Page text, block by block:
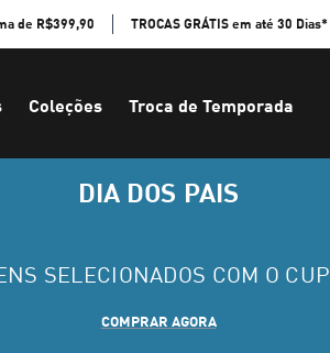
de R$399,90 TROCAS GRÁTIS em até 30 Dias*
Coleções Troca de Temporada
DIA DOS PAIS
SELECIONADOS COM O
COMPRAR AGORA